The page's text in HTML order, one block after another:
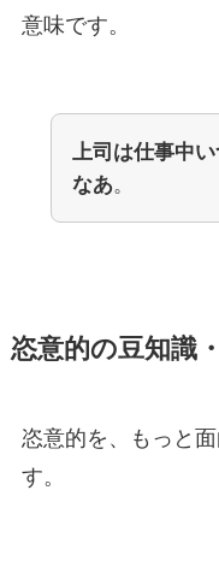
意味です。
上司は仕事中
なあ。
恣意的の豆知識
恣意的を、もっと
す。